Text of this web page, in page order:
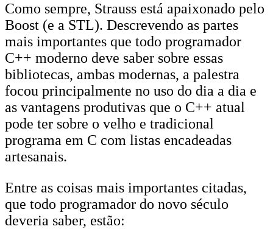
Como sempre, Strauss está apaixonado pelo
Boost (e a STL). Descrevendo as partes
mais importantes que todo programador
C++ moderno deve saber sobre essas
bibliotecas, ambas modernas, a palestra
focou principalmente no uso do dia a dia e
as vantagens produtivas que o C++ atual
pode ter sobre o velho e tradicional
programa em C com listas encadeadas
artesanais.
Entre as coisas mais importantes citadas,
que todo programador do novo século
deveria saber, estão: